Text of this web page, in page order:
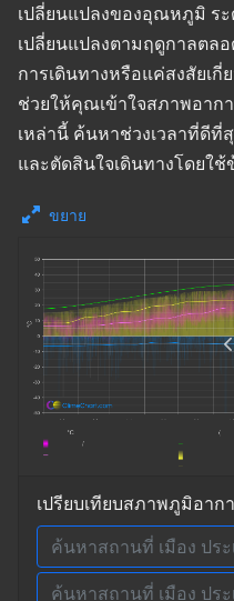
เปลี่ยนแปลงของอุณหภูมิ ร
เปลี่ยนแปลงตามฤดูกาลตล
การเดินทางหรือแค่สงสัยเ
ช่วยให้คุณเข้าใจสภาพอาก
เหล่านี้ ค้นหาช่วงเวลาที่ดีที่
และตัดสินใจเดินทางโดยใ
ขยาย
เปรียบเทียบสภาพภูมิอา